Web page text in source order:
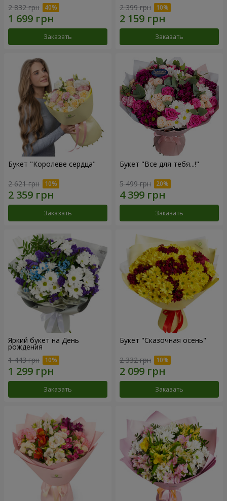
2 832 грн
Заказать
2 399 грн
Заказать
Букет "Королеве сердца"
2 621 грн
Заказать
Букет "Все для тебя...!"
5 499 грн
Заказать
Яркий букет на День
рождения
1 443 грн
Заказать
Букет "Сказочная осень"
2 332 грн
Заказать